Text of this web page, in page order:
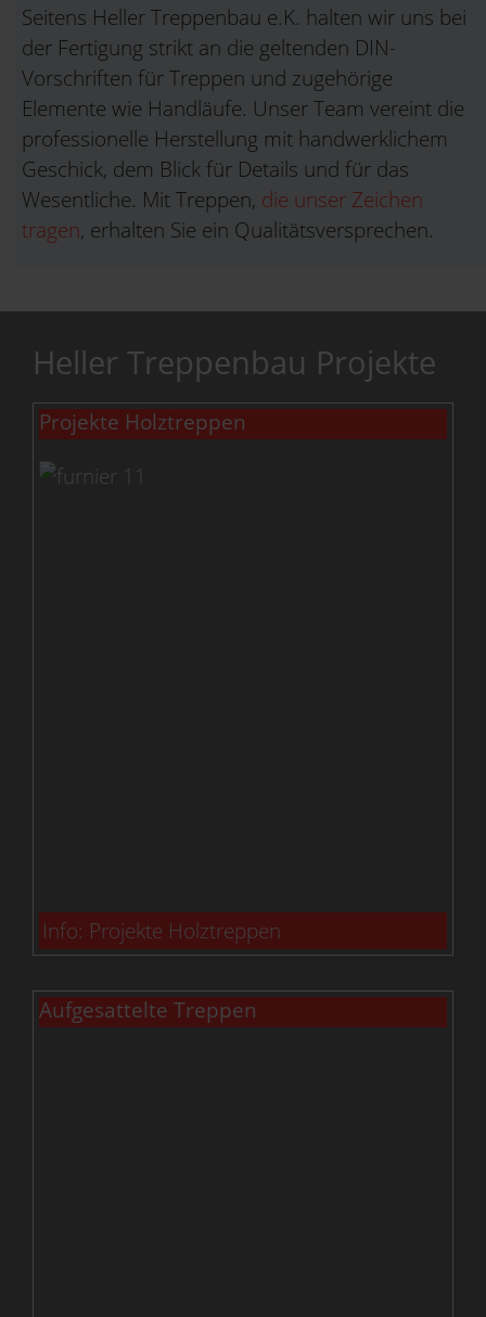
Seitens Heller Treppenbau e.K. halten wir uns bei
der Fertigung strikt an die geltenden DIN-
Vorschriften für Treppen und zugehörige
Elemente wie Handläufe. Unser Team vereint die
professionelle Herstellung mit handwerklichem
Geschick, dem Blick für Details und für das
Wesentliche. Mit Treppen, die unser Zeichen
tragen, erhalten Sie ein Qualitätsversprechen.
Heller Treppenbau Projekte
Projekte Holztreppen
Info: Projekte Holztreppen
Aufgesattelte Treppen